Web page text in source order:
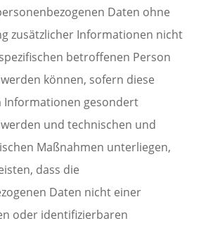
Daten ohne
zusätzlicher Informationen nicht
betroffenen Person
können, sofern diese
Informationen gesondert
und technischen und
Maßnahmen unterliegen,
dass die
Daten nicht einer
oder identifizierbaren